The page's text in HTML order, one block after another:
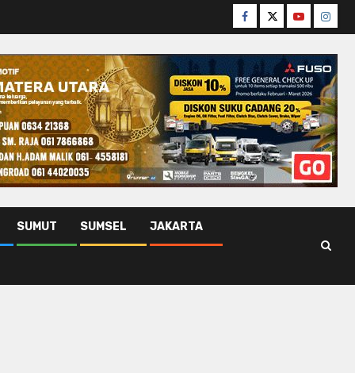
Facebook
TwitterYoutube
SUMUT SUMSEL JAKARTA